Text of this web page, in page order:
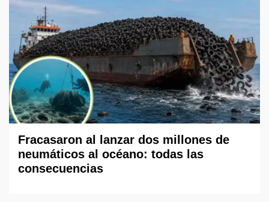
Fracasaron al lanzar dos millones de
neumáticos al océano: todas las
consecuencias